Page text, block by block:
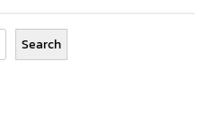
Search